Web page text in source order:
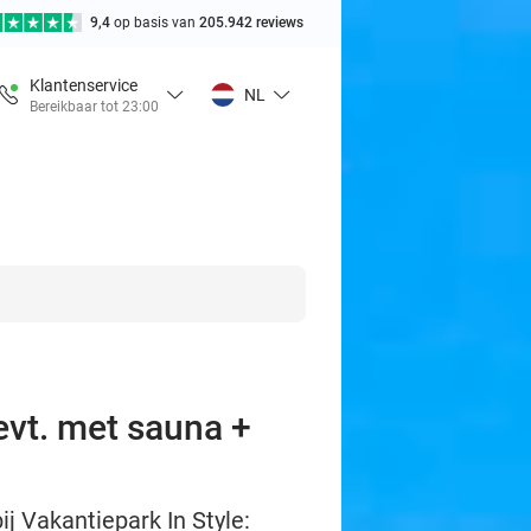
9,4 op basis van 205.942 reviews
Klantenservice
Bereikbaar tot 23:00
NL
met sauna +
Vakantiepark In Style: